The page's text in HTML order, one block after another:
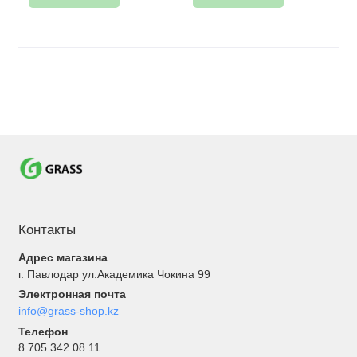
Контакты
Адрес магазина
г. Павлодар ул.Академика Чокина 99
Электронная почта
info@grass-shop.kz
Телефон
8 705 342 08 11